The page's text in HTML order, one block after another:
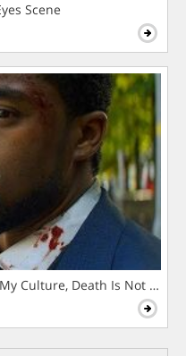
Scene
Culture, Death Is Not The